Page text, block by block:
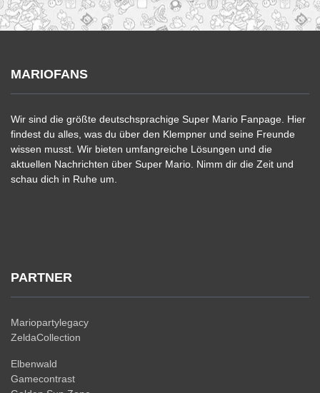
MARIOFANS
Wir sind die größte deutschsprachige Super Mario Fanpage. Hier
findest du alles, was du über den Klempner und seine Freunde
wissen musst. Wir bieten umfangreiche Lösungen und die
aktuellen Nachrichten über Super Mario. Nimm dir die Zeit und
schau dich in Ruhe um.
PARTNER
Mariopartylegacy
ZeldaCollection
Elbenwald
Gamecontrast